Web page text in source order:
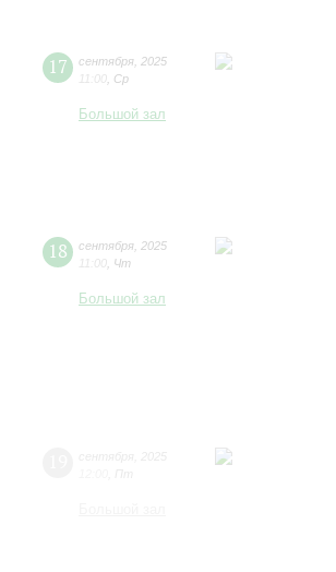
17 сентября 2025
11:00 Ср
Большой зал
18 сентября 2025
11:00 Чт
Большой зал